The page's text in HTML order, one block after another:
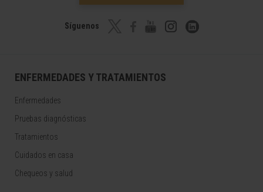
Síguenos
ENFERMEDADES Y TRATAMIENTOS
Enfermedades
Pruebas diagnósticas
Tratamientos
Cuidados en casa
Chequeos y salud